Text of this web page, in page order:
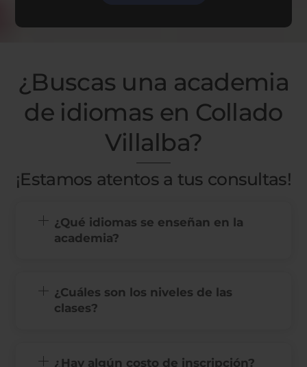
¿Buscas una academia
de idiomas en Collado
Villalba?
¡Estamos atentos a tus consultas!
¿Qué idiomas se enseñan en la
academia?
¿Cuáles son los niveles de las
clases?
¿Hay algún costo de inscripción?